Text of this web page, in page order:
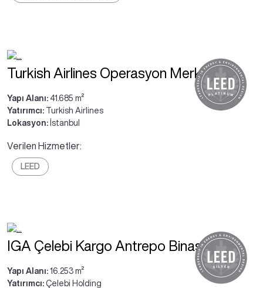
Turkish Airlines Operasyon Merkezi
Yapı Alanı: 41.685 m²
Yatırımcı: Turkish Airlines
Lokasyon: İstanbul
Verilen Hizmetler:
LEED
IGA Çelebi Kargo Antrepo Binası
Yapı Alanı: 16.253 m²
Yatırımcı: Çelebi Holding